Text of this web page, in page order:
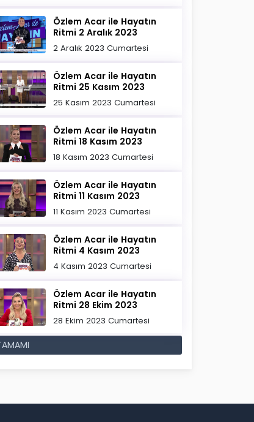
Özlem Acar ile Hayatın
Ritmi 2 Aralık 2023
2 Aralık 2023 Cumartesi
Özlem Acar ile Hayatın
Ritmi 25 Kasım 2023
25 Kasım 2023 Cumartesi
Özlem Acar ile Hayatın
Ritmi 18 Kasım 2023
18 Kasım 2023 Cumartesi
Özlem Acar ile Hayatın
Ritmi 11 Kasım 2023
11 Kasım 2023 Cumartesi
Özlem Acar ile Hayatın
Ritmi 4 Kasım 2023
4 Kasım 2023 Cumartesi
Özlem Acar ile Hayatın
Ritmi 28 Ekim 2023
28 Ekim 2023 Cumartesi